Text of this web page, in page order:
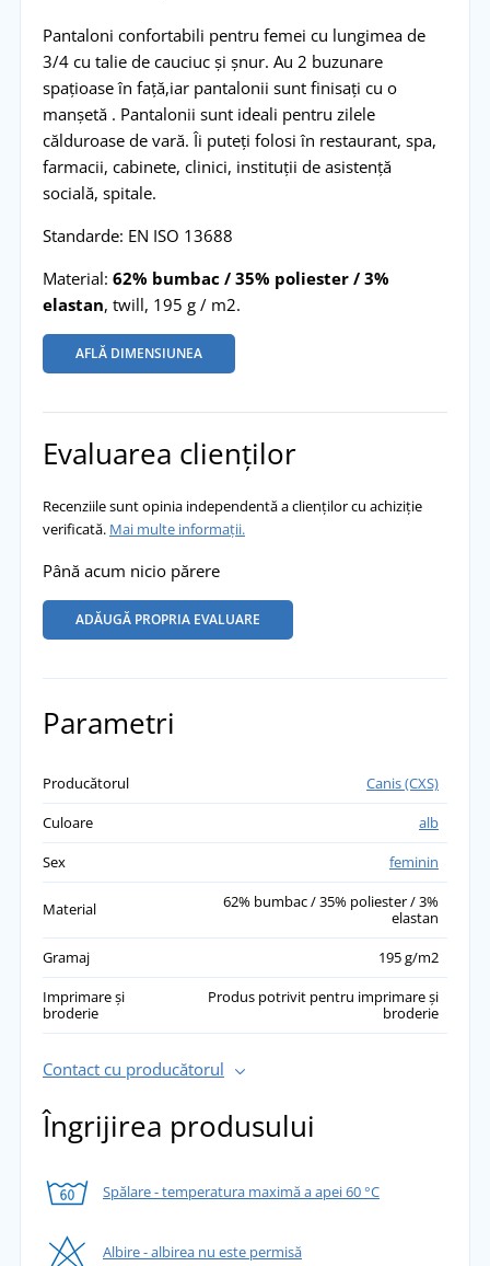
Pantaloni confortabili pentru femei cu lungimea de
3/4 cu talie de cauciuc și șnur. Au 2 buzunare
spațioase în față,iar pantalonii sunt finisați cu o
manșetă . Pantalonii sunt ideali pentru zilele
călduroase de vară. Îi puteți folosi în restaurant, spa,
farmacii, cabinete, clinici, instituții de asistență
socială, spitale.
Standarde: EN ISO 13688
Material: 62% bumbac / 35% poliester / 3%
elastan, twill, 195 g / m2.
AFLĂ DIMENSIUNEA
Evaluarea clienților
Recenziile sunt opinia independentă a clienților cu achiziție
verificată. Mai multe informații.
Până acum nicio părere
ADĂUGĂ PROPRIA EVALUARE
Parametri
Producătorul
Canis (CXS)
Culoare
alb
Sex
feminin
Material
62% bumbac / 35% poliester / 3%
elastan
Gramaj
195 g/m2
Imprimare și
broderie
Produs potrivit pentru imprimare și
broderie
Contact cu producătorul
Îngrijirea produsului
Spălare - temperatura maximă a apei 60 °C
Albire - albirea nu este permisă